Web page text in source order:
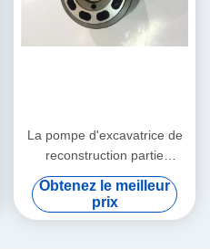
La pompe d'excavatrice de
reconstruction partie
performance disponible de
JRR045 JRR075 JRR051B
la haute
Obtenez le meilleur
prix